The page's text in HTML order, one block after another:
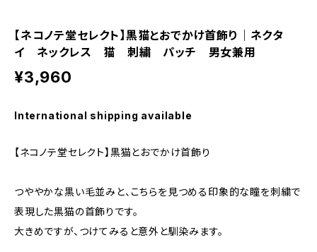
【ネコノテ堂セレクト】黒猫とおでかけ首飾り｜ネクタ
イ ネックレス 猫 刺繍 パッチ 男女兼用
¥3,960
International shipping available
【ネコノテ堂セレクト】黒猫とおでかけ首飾り
つややかな黒い毛並みと、こちらを見つめる印象的な瞳を刺繍で
表現した黒猫の首飾りです。
大きめですが、つけてみると意外と馴染みます。